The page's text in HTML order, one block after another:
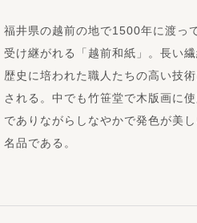
福井県の越前の地で1500年に渡っ
受け継がれる「越前和紙」。長い
歴史に培われた職人たちの高い技
される。中でも竹笹堂で木版画に
でありながらしなやかで発色が美
名品である。